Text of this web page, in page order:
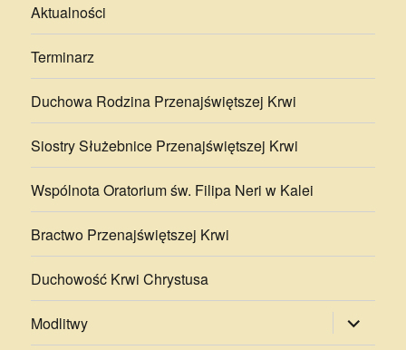
Aktualności
Terminarz
Duchowa Rodzina Przenajświętszej Krwi
Siostry Służebnice Przenajświętszej Krwi
Wspólnota Oratorium św. Filipa Neri w Kalei
Bractwo Przenajświętszej Krwi
Duchowość Krwi Chrystusa
Modlitwy rozwiń
menu